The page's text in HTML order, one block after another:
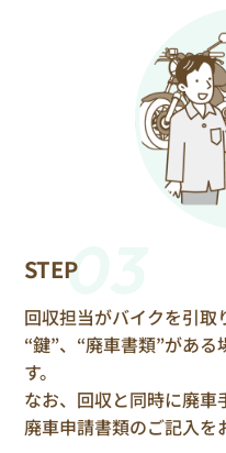
STEP03
回収担当がバイクを引取
“鍵”、“廃車書類”があ
す。
なお、回収と同時に廃
廃車申請書類のご記入を